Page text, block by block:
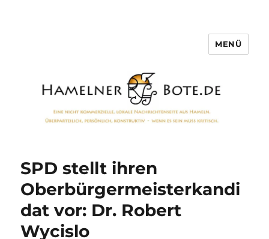
MENÜ
SPD stellt ihren
Oberbürgermeisterkandi
dat vor: Dr. Robert
Wycislo